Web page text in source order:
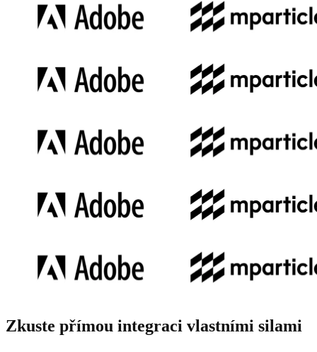
Zkuste přímou integraci vlastními silami